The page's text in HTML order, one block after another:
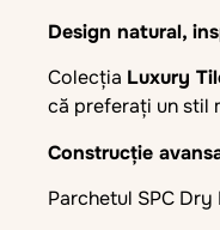
Design natural,
Colecția Luxury
că preferați un stil
Construcție
Parchetul SPC